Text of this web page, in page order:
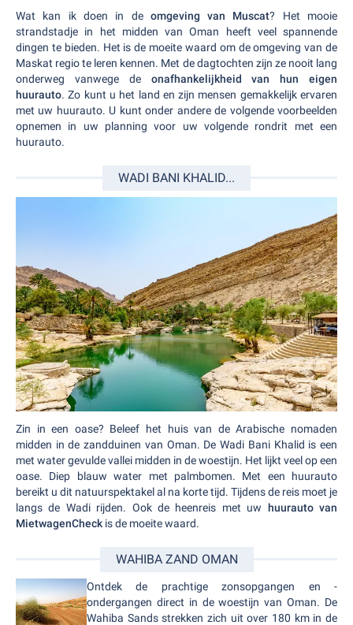
Wat kan ik doen in deomgeving van Muscat? Het mooie
strandstadje in het midden van Oman heeft veel spannende
dingen te bieden. Het is de moeite waard om de omgeving van de
Maskat regio te leren kennen. Met de dagtochten zijn ze nooit lang
onderweg vanwege de onafhankelijkheid van hun eigen
huurauto. Zo kunt u het land en zijn mensen gemakkelijk ervaren
met uw huurauto. U kunt onder andere de volgende voorbeelden
opnemen in uw planning voor uw volgende rondrit met een
huurauto.
WADI BANI KHALID...
Zin in een oase? Beleef het huis van de Arabische nomaden
midden in de zandduinen van Oman. De Wadi Bani Khalid is een
met water gevulde vallei midden in de woestijn. Het lijkt veel op een
oase. Diep blauw water met palmbomen. Met een huurauto
bereikt u dit natuurspektakel al na korte tijd. Tijdens de reis moet je
langs de Wadi rijden. Ook de heenreis met uw huurauto van
MietwagenCheck is de moeite waard.
WAHIBA ZAND OMAN
Ontdek de prachtige zonsopgangen en -
ondergangen direct in de woestijn van Oman. De
Wahiba Sands strekken zich uit over 180 km in de